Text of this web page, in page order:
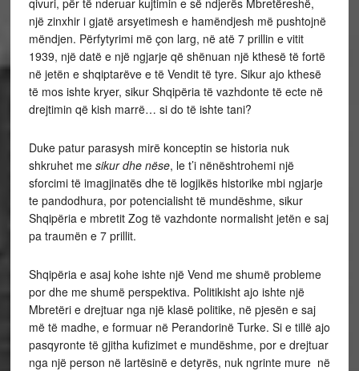
qivuri, për të nderuar kujtimin e së ndjerës Mbretëreshë,
një zinxhir i gjatë arsyetimesh e hamëndjesh më pushtojnë
mëndjen. Përfytyrimi më çon larg, në atë 7 prillin e vitit
1939, një datë e një ngjarje që shënuan një kthesë të fortë
në jetën e shqiptarëve e të Vendit të tyre. Sikur ajo kthesë
të mos ishte kryer, sikur Shqipëria të vazhdonte të ecte në
drejtimin që kish marrë… si do të ishte tani?
Duke patur parasysh mirë konceptin se historia nuk
shkruhet me sikur dhe nëse, le t’i nënështrohemi një
sforcimi të imagjinatës dhe të logjikës historike mbi ngjarje
te pandodhura, por potencialisht të mundëshme, sikur
Shqipëria e mbretit Zog të vazhdonte normalisht jetën e saj
pa traumën e 7 prillit.
Shqipëria e asaj kohe ishte një Vend me shumë probleme
por dhe me shumë perspektiva. Politikisht ajo ishte një
Mbretëri e drejtuar nga një klasë politike, në pjesën e saj
më të madhe, e formuar në Perandorinë Turke. Si e tillë ajo
pasqyronte të gjitha kufizimet e mundëshme, por e drejtuar
nga një person në lartësinë e detyrës, nuk ngrinte mure në